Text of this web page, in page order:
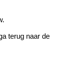
terug naar de